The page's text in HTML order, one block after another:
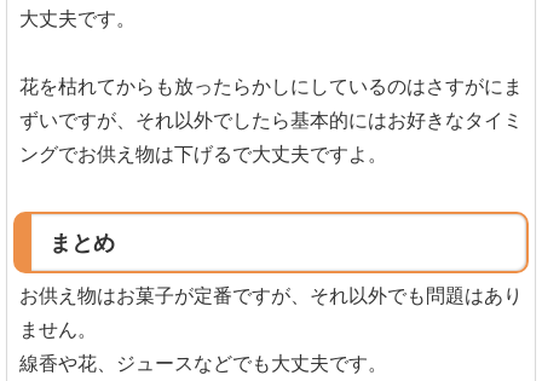
大丈夫です。
花を枯れてからも放ったらかしにしているのはさすがにま
ずいですが、それ以外でしたら基本的にはお好きなタイミ
ングでお供え物は下げるで大丈夫ですよ。
まとめ
お供え物はお菓子が定番ですが、それ以外でも問題はあり
ません。
線香や花、ジュースなどでも大丈夫です。